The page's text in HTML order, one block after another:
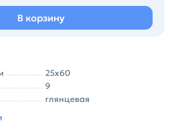
В корзину
25х60
9
глянцевая